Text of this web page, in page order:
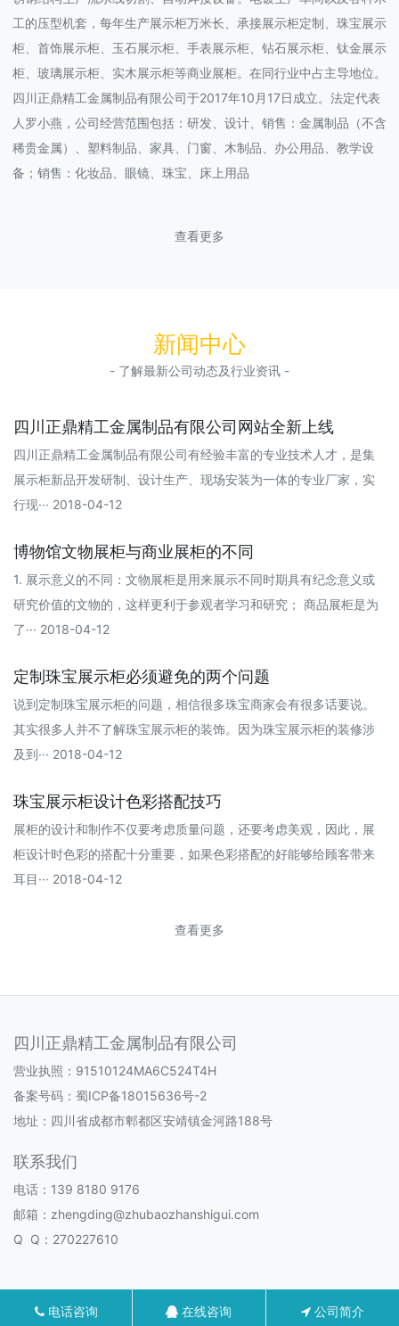
工的压型机套，每年生产展示柜万米长、承接展示柜定制、珠宝展示
柜、首饰展示柜、玉石展示柜、手表展示柜、钻石展示柜、钛金展示
柜、玻璃展示柜、实木展示柜等商业展柜。在同行业中占主导地位。
四川正鼎精工金属制品有限公司于2017年10月17日成立。法定代表
人罗小燕，公司经营范围包括：研发、设计、销售：金属制品（不含
稀贵金属）、塑料制品、家具、门窗、木制品、办公用品、教学设
备；销售：化妆品、眼镜、珠宝、床上用品
查看更多
新闻中心
- 了解最新公司动态及行业资讯 -
四川正鼎精工金属制品有限公司网站全新上线
四川正鼎精工金属制品有限公司有经验丰富的专业技术人才，是集
展示柜新品开发研制、设计生产、现场安装为一体的专业厂家，实
行现··· 2018-04-12
博物馆文物展柜与商业展柜的不同
1. 展示意义的不同：文物展柜是用来展示不同时期具有纪念意义或
研究价值的文物的，这样更利于参观者学习和研究； 商品展柜是为
了··· 2018-04-12
定制珠宝展示柜必须避免的两个问题
说到定制珠宝展示柜的问题，相信很多珠宝商家会有很多话要说。
其实很多人并不了解珠宝展示柜的装饰。因为珠宝展示柜的装修涉
及到··· 2018-04-12
珠宝展示柜设计色彩搭配技巧
展柜的设计和制作不仅要考虑质量问题，还要考虑美观，因此，展
柜设计时色彩的搭配十分重要，如果色彩搭配的好能够给顾客带来
耳目··· 2018-04-12
查看更多
四川正鼎精工金属制品有限公司
营业执照：91510124MA6C524T4H
备案号码： 蜀ICP备18015636号-2
地址：四川省成都市郫都区安靖镇金河路188号
联系我们
电话：139 8180 9176
邮箱：zhengding@zhubaozhanshigui.com
Q Q：270227610
电话咨询 在线咨询 公司简介